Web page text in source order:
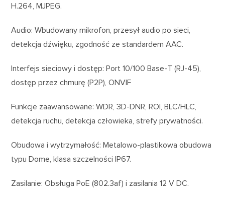
H.264, MJPEG.
Audio: Wbudowany mikrofon, przesył audio po sieci,
detekcja dźwięku, zgodność ze standardem AAC.
Interfejs sieciowy i dostęp: Port 10/100 Base-T (RJ-45),
dostęp przez chmurę (P2P), ONVIF
Funkcje zaawansowane: WDR, 3D-DNR, ROI, BLC/HLC,
detekcja ruchu, detekcja człowieka, strefy prywatności.
Obudowa i wytrzymałość: Metalowo-plastikowa obudowa
typu Dome, klasa szczelności IP67.
Zasilanie: Obsługa PoE (802.3af) i zasilania 12 V DC.